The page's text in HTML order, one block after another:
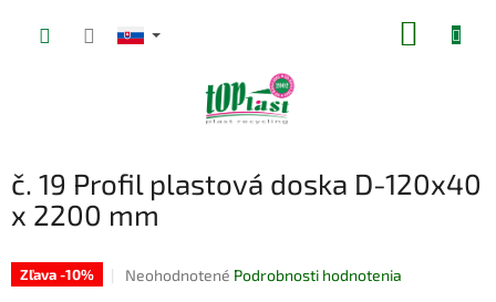
č. 19 Profil plastová doska D-120x40
x 2200 mm
Zľava -10%
Priemerné
Neohodnotené Podrobnosti hodnotenia